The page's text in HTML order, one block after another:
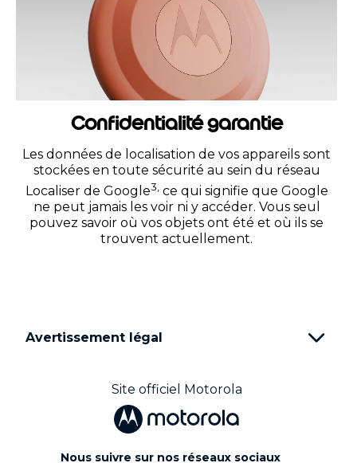
Confidentialité garantie
Les données de localisation de vos appareils sont
stockées en toute sécurité au sein du réseau
Localiser de Google3, ce qui signifie que Google
ne peut jamais les voir ni y accéder. Vous seul
pouvez savoir où vos objets ont été et où ils se
trouvent actuellement.
Avertissement légal
Site officiel Motorola
Nous suivre sur nos réseaux sociaux